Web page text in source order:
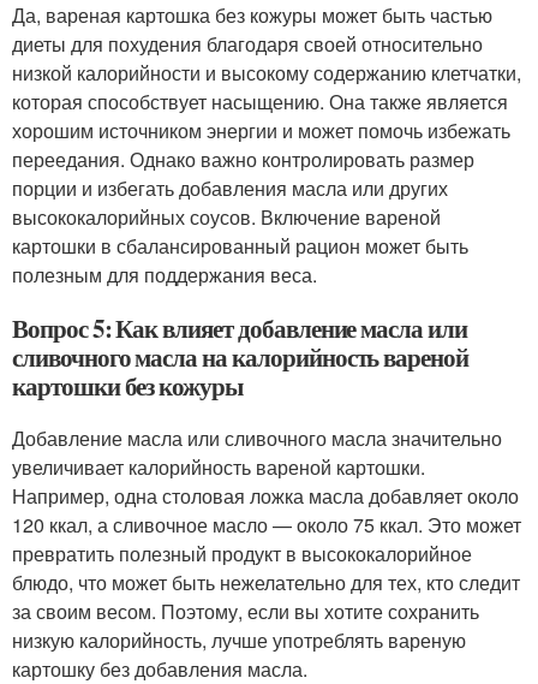
Да, вареная картошка без кожуры может быть частью
диеты для похудения благодаря своей относительно
низкой калорийности и высокому содержанию клетчатки,
которая способствует насыщению. Она также является
хорошим источником энергии и может помочь избежать
переедания. Однако важно контролировать размер
порции и избегать добавления масла или других
высококалорийных соусов. Включение вареной
картошки в сбалансированный рацион может быть
полезным для поддержания веса.
Вопрос 5: Как влияет добавление масла или
сливочного масла на калорийность вареной
картошки без кожуры
Добавление масла или сливочного масла значительно
увеличивает калорийность вареной картошки.
Например, одна столовая ложка масла добавляет около
120 ккал, а сливочное масло — около 75 ккал. Это может
превратить полезный продукт в высококалорийное
блюдо, что может быть нежелательно для тех, кто следит
за своим весом. Поэтому, если вы хотите сохранить
низкую калорийность, лучше употреблять вареную
картошку без добавления масла.